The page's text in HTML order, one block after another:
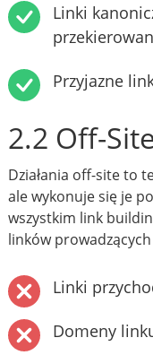
Linki
Przyjazne
2.2 Off-
Działania off-site to
ale wykonuje się je
wszystkim link
linków
Linki
Domeny